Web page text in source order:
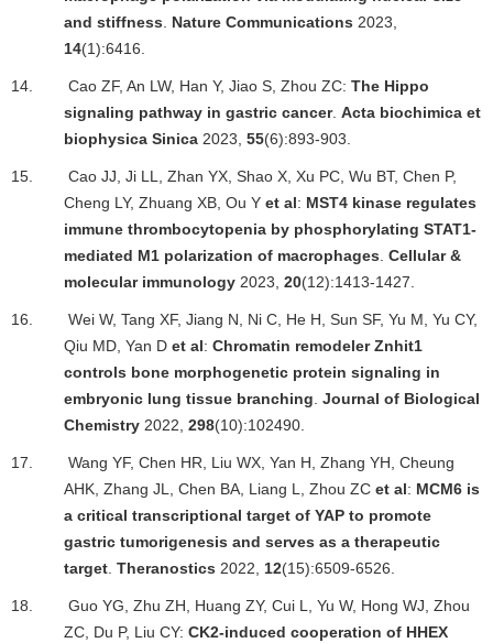
and stiffness. Nature Communications 2023,
14(1):6416.
14. Cao ZF, An LW, Han Y, Jiao S, Zhou ZC: The Hippo
signaling pathway in gastric cancer. Acta biochimica et
biophysica Sinica 2023, 55(6):893-903.
15.
Cao JJ, Ji LL, Zhan YX, Shao X, Xu PC, Wu BT, Chen P,
Cheng LY, Zhuang XB, Ou Y et al: MST4 kinase regulates
immune thrombocytopenia by phosphorylating STAT1-
mediated M1 polarization of macrophages. Cellular &
molecular immunology 2023, 20(12):1413-1427.
16.
Wei W, Tang XF, Jiang N, Ni C, He H, Sun SF, Yu M, Yu CY,
Qiu MD, Yan D et al: Chromatin remodeler Znhit1
controls bone morphogenetic protein signaling in
embryonic lung tissue branching. Journal of Biological
Chemistry 2022, 298(10):102490.
17.
Wang YF, Chen HR, Liu WX, Yan H, Zhang YH, Cheung
AHK, Zhang JL, Chen BA, Liang L, Zhou ZC et al: MCM6 is
a critical transcriptional target of YAP to promote
gastric tumorigenesis and serves as a therapeutic
target. Theranostics 2022, 12(15):6509-6526.
18.
Guo YG, Zhu ZH, Huang ZY, Cui L, Yu W, Hong WJ, Zhou
ZC, Du P, Liu CY: CK2-induced cooperation of HHEX